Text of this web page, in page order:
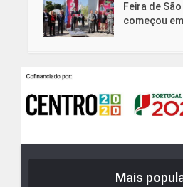
Feira de
começou
Mais